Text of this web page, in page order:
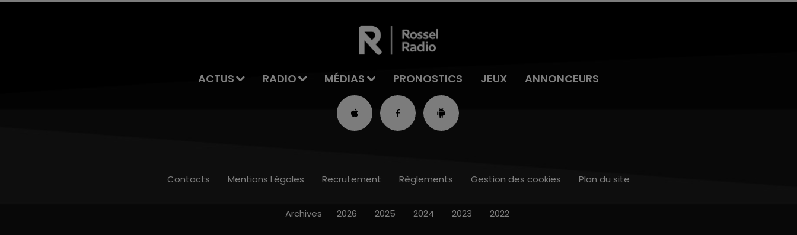
ACTUS RADIO MÉDIAS PRONOSTICS JEUX ANNONCEURS
Contacts Mentions Légales Recrutement Règlements Gestion des cookies Plan du site
Archives 2026 2025 2024 2023 2022